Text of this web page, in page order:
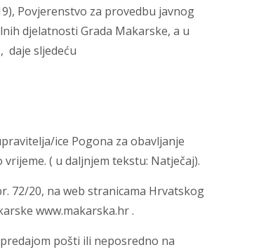
Povjerenstvo za provedbu javnog
djelatnosti Grada Makarske, a u
daje sljedeću
ice Pogona za obavljanje
( u daljnjem tekstu: Natječaj).
72/20, na web stranicama Hrvatskog
www.makarska.hr .
pošti ili neposredno na